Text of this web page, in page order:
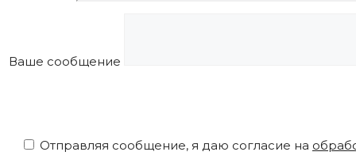
Ваше сообщение
Отправляя сообщение, я даю согласие на